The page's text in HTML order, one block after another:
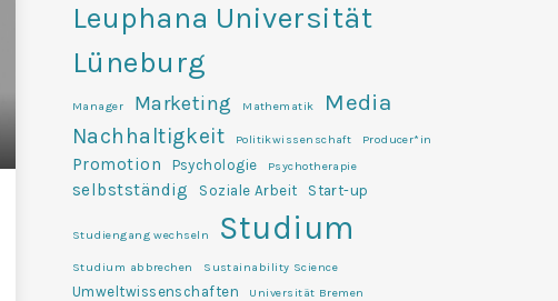
Leuphana Universität
Lüneburg
Manager Marketing Mathematik Media
Nachhaltigkeit Politikwissenschaft Producer*in
Promotion Psychologie Psychotherapie
selbstständig Soziale Arbeit Start-up
Studiengang wechseln Studium
Studium abbrechen Sustainability Science
Umweltwissenschaften Universität Bremen